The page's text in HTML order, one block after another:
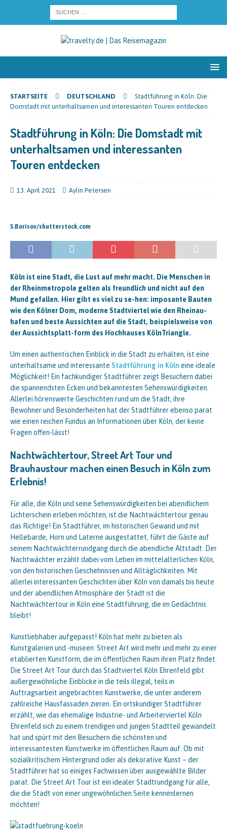
STARTSEITE DEUTSCHLAND
Stadtführung in Köln: Die
Domstadt mit unterhaltsamen und interessanten Touren entdecken
Stadtführung in Köln: Die Domstadt mit
unterhaltsamen und interessanten
Touren entdecken
13. April 2021 Aylin Petersen
S.Borisov/shutterstock.com
Köln ist eine Stadt, die Lust auf mehr macht. Die Menschen in
der Rheinmetropole gelten als freundlich und nicht auf den
Mund gefallen. Hier gibt es viel zu se-hen: imposante Bauten
wie den Kölner Dom, moderne Stadtviertel wie den Rheinau-
hafen und beste Aussichten auf die Stadt, beispielsweise von
der Aussichtsplatt-form des Hochhauses KölnTriangle.
Um einen authentischen Einblick in die Stadt zu erhalten, ist eine
unterhaltsame und interessante Stadtführung in Köln eine ideale
Möglichkeit! Ein fachkundiger Stadtführer zeigt Besuchern dabei
die spannendsten Ecken und bekanntesten Sehenswürdigkeiten.
Allerlei hörenswerte Geschichten rund um die Stadt, ihre
Bewohner und Besonderheiten hat der Stadtführer ebenso parat
wie einen reichen Fundus an Informationen über Köln, der keine
Fragen offen-lässt!
Nachtwächtertour, Street Art Tour und
Brauhaustour machen einen Besuch in Köln zum
Erlebnis!
Für alle, die Köln und seine Sehenswürdigkeiten bei abendlichem
Lichterschein erleben möchten, ist die Nachtwächtertour genau
das Richtige! Ein Stadtführer, im historischen Gewand und mit
Hellebarde, Horn und Laterne ausgestattet, führt die Gäste auf
seinem Nachtwächterrundgang durch die abendliche Altstadt. Der
Nachtwächter erzählt dabei vom Leben im mittelalterlichen Köln,
von den historischen Geschehnissen und Alltäglichkeiten. Mit
allerlei interessanten Geschichten über Köln von damals bis heute
und der abendlichen Atmosphäre der Stadt ist die
Nachtwächtertour in Köln eine Stadtführung, die im Gedächtnis
bleibt!
Kunstliebhaber aufgepasst! Köln hat mehr zu bieten als
Kunstgalerien und -museen: Street Art wird mehr und mehr zu einer
etablierten Kunstform, die im öffentlichen Raum ihren Platz findet.
Die Street Art Tour durch das Stadtviertel Köln Ehrenfeld gibt
außergewöhnliche Einblicke in die teils illegal, teils in
Auftragsarbeit angebrachten Kunstwerke, die unter anderem
zahlreiche Hausfassaden zieren. Ein ortskundiger Stadtführer
erzählt, wie das ehemalige Industrie- und Arbeiterviertel Köln
Ehrenfeld sich zu einem trendigen und jungen Stadtteil gewandelt
hat und spürt mit den Besuchern die schönsten und
interessantesten Kunstwerke im öffentlichen Raum auf. Ob mit
sozialkritischem Hintergrund oder als dekorative Kunst – der
Stadtführer hat so einiges Fachwissen über ausgewählte Bilder
parat. Die Street Art Tour ist ein idealer Stadtrundgang für alle,
die die Stadt von einer ungewöhnlichen Seite kennenlernen
möchten!